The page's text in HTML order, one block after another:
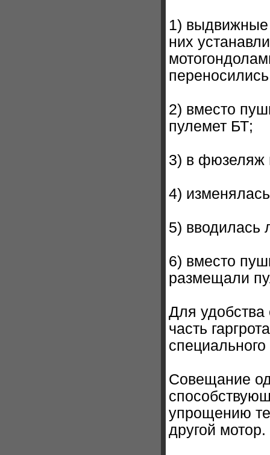
1) выдвижные
них
2) вместо
пулемет БТ;
3) в фюзеляж
4)
5) вводилась
6) вместо
размещали
Для удобства
часть
Совещание
упрощению
другой мотор.